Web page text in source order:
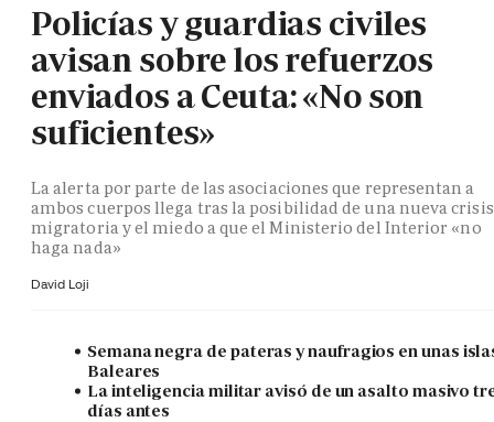
Policías y guardias civiles
avisan sobre los refuerzos
enviados a Ceuta: «No son
suficientes»
La alerta por parte de las asociaciones que representan a
ambos cuerpos llega tras la posibilidad de una nueva crisis
migratoria y el miedo a que el Ministerio del Interior «no
haga nada»
David Loji
Semana negra de pateras y naufragios en unas
Baleares
La inteligencia militar avisó de un asalto masivo
días antes